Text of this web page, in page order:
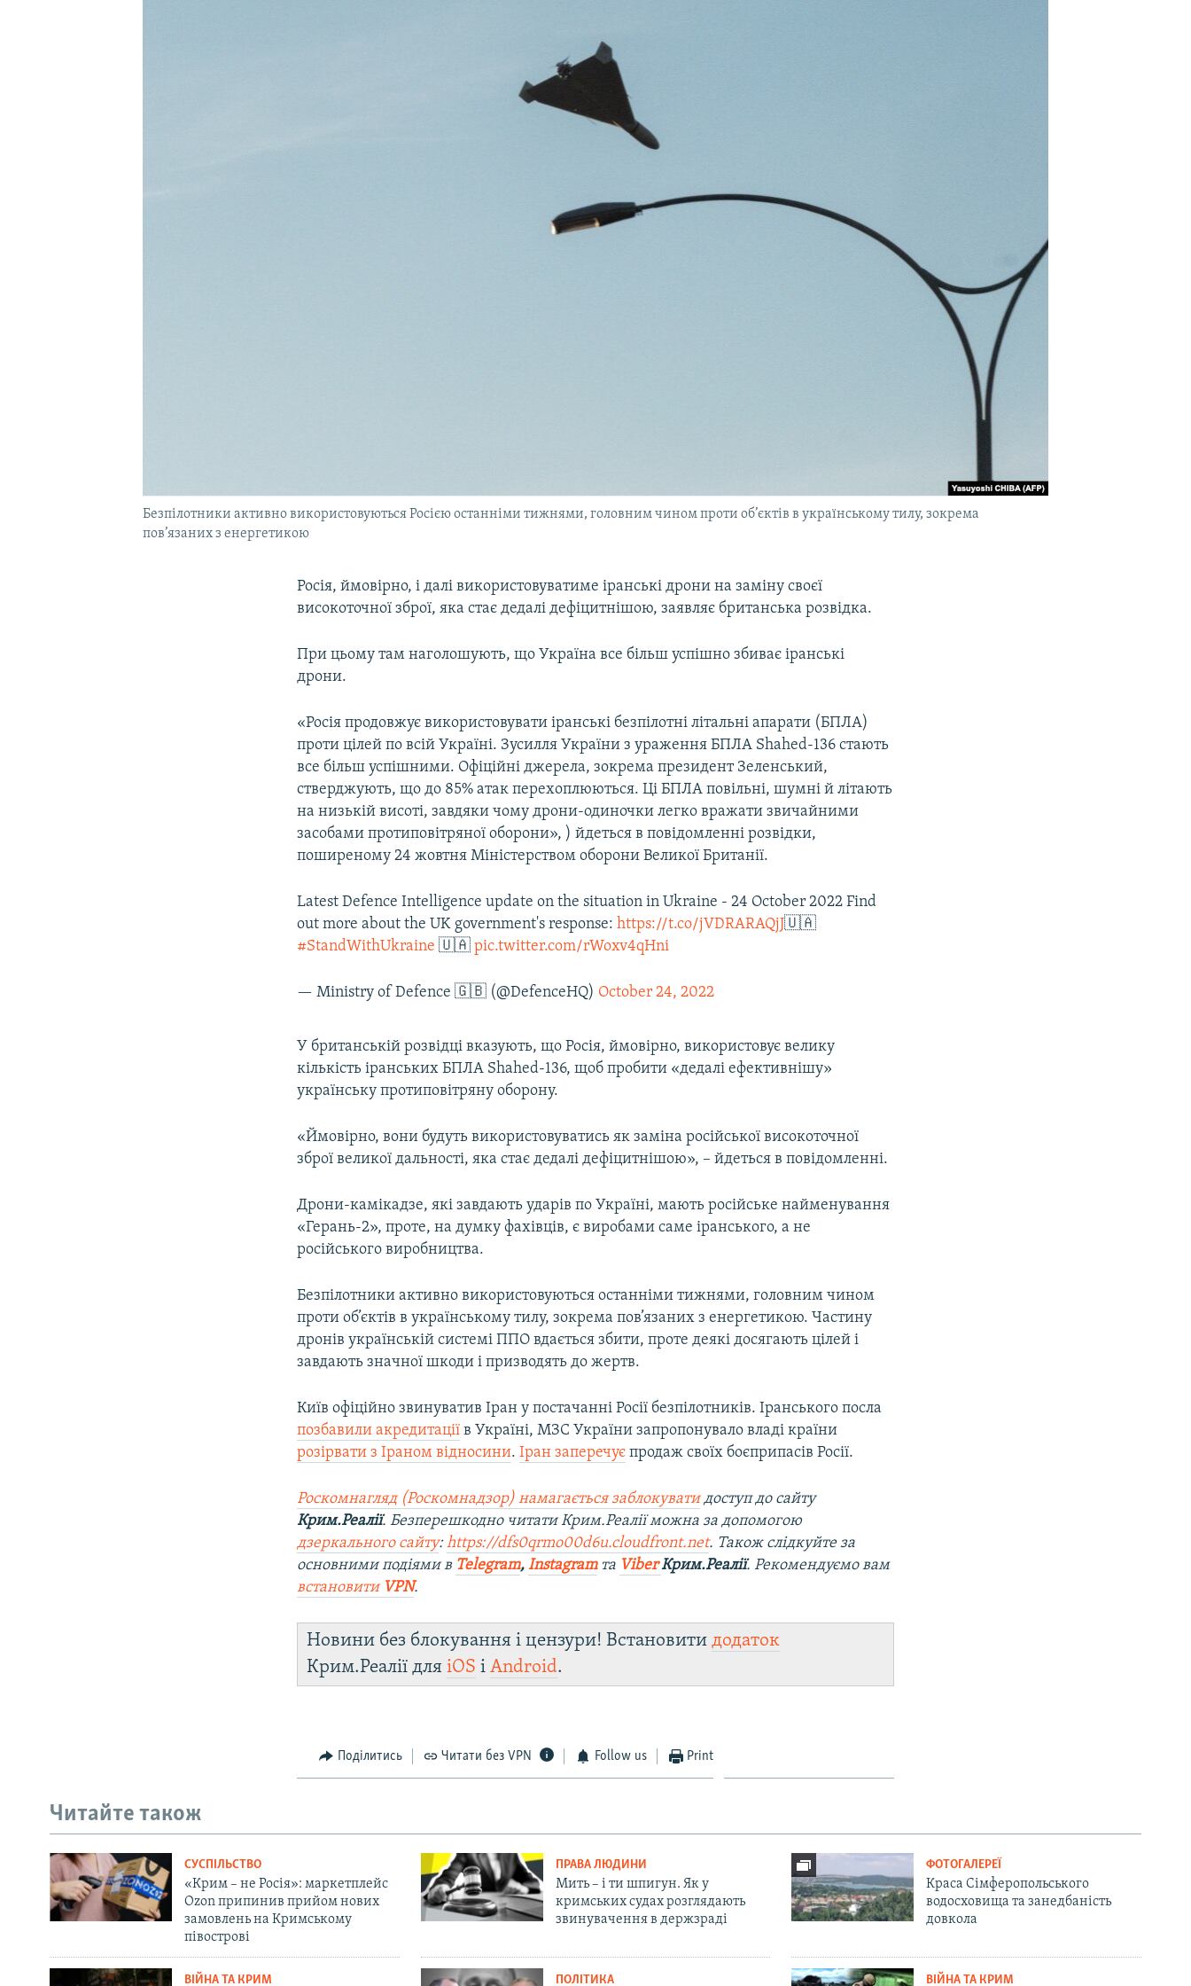
Безпілотники активно використовуються Росією останніми тижнями, головним чином проти об’єктів в українському тилу, зокрема
пов’язаних з енергетикою
Росія, ймовірно, і далі використовуватиме іранські дрони на заміну своєї
високоточної зброї, яка стає дедалі дефіцитнішою, заявляє британська розвідка.
При цьому там наголошують, що Україна все більш успішно збиває іранські
дрони.
«Росія продовжує використовувати іранські безпілотні літальні апарати (БПЛА)
проти цілей по всій Україні. Зусилля України з ураження БПЛА Shahed-136 стають
все більш успішними. Офіційні джерела, зокрема президент Зеленський,
стверджують, що до 85% атак перехоплюються. Ці БПЛА повільні, шумні й літають
на низькій висоті, завдяки чому дрони-одиночки легко вражати звичайними
засобами протиповітряної оборони», ) йдеться в повідомленні розвідки,
поширеному 24 жовтня Міністерством оборони Великої Британії.
Latest Defence Intelligence update on the situation in Ukraine - 24 October 2022 Find
out more about the UK government's response:https://t.co/jVDRARAQjJ🇺🇦
#StandWithUkraine 🇺🇦pic.twitter.com/rWoxv4qHni
— Ministry of Defence 🇬🇧 (@DefenceHQ) October 24, 2022
У британській розвідці вказують, що Росія, ймовірно, використовує велику
кількість іранських БПЛА Shahed-136, щоб пробити «дедалі ефективнішу»
українську протиповітряну оборону.
«Ймовірно, вони будуть використовуватись як заміна російської високоточної
зброї великої дальності, яка стає дедалі дефіцитнішою», – йдеться в повідомленні.
Дрони-камікадзе, які завдають ударів по Україні, мають російське найменування
«Герань-2», проте, на думку фахівців, є виробами саме іранського, а не
російського виробництва.
Безпілотники активно використовуються останніми тижнями, головним чином
проти об’єктів в українському тилу, зокрема пов’язаних з енергетикою. Частину
дронів українській системі ППО вдається збити, проте деякі досягають цілей і
завдають значної шкоди і призводять до жертв.
Київ офіційно звинуватив Іран у постачанні Росії безпілотників. Іранського посла
позбавили акредитації в Україні, МЗС України запропонувало владі країни
розірвати з Іраном відносини.Іран заперечує продаж своїх боєприпасів Росії.
Роскомнагляд (Роскомнадзор) намагається заблокуватидоступ до сайту
Крим.Реалії. Безперешкодно читати Крим.Реалії можна за допомогою
дзеркального сайту:https://dfs0qrmo00d6u.cloudfront.net. Також слідкуйте за
основними подіями в Telegram,Instagramта ViberКрим.Реалії. Рекомендуємо вам
встановити VPN.
Новини без блокування і цензури! Встановитидодаток
Крим.Реалії дляiOS іAndroid.
Поділитись Читати без VPN Follow us Print
Читайте також
СУСПІЛЬСТВО
«Крим – не Росія»: маркетплейс
Ozon припинив прийом нових
замовлень на Кримському
півострові
ПРАВА ЛЮДИНИ
Мить – і ти шпигун. Як у
кримських судах розглядають
звинувачення в держзраді
ФОТОГАЛЕРЕЇ
Краса Сімферопольського
водосховища та занедбаність
довкола
ВІЙНА ТА КРИМ ПОЛІТИКА ВІЙНА ТА КРИМ